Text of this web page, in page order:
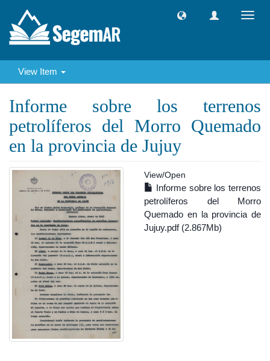
View Item
Informe sobre los terrenos
petrolíferos del Morro Quemado
en la provincia de Jujuy
View/Open
Informe sobre los terrenos
petrolíferos del Morro
Quemado en la provincia de
Jujuy.pdf (2.867Mb)